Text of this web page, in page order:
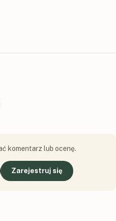
komentarz lub ocenę.
Zarejestruj się